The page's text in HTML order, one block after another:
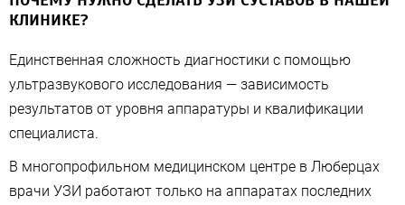
КЛИНИКЕ?
Единственная сложность диагностики с помощью
ультразвукового исследования — зависимость
результатов от уровня аппаратуры и квалификации
специалиста.
В многопрофильном медицинском центре в Люберцах
врачи УЗИ работают только на аппаратах последних